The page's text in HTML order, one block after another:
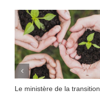
Le ministère de la transition